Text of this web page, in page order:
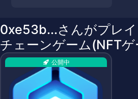
0xe53b...さんがプレ
チェーンゲーム(NFTゲ
公開中